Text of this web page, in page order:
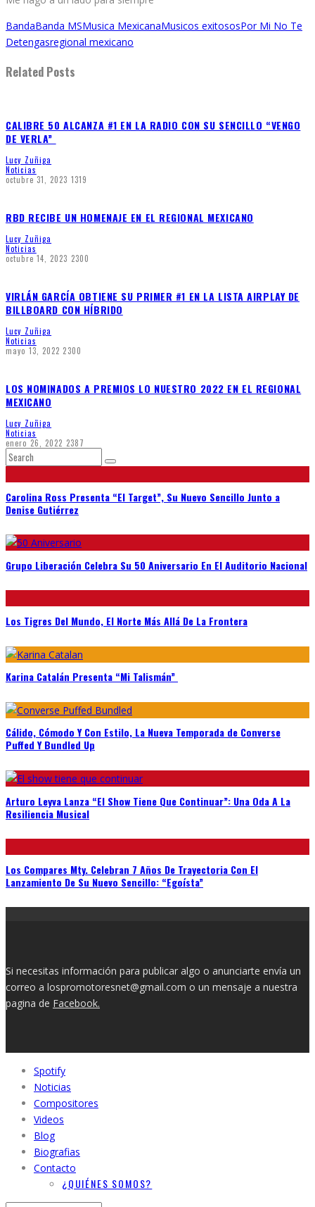
BandaBanda MSMusica MexicanaMusicos exitososPor Mi No Te
Detengasregional mexicano
Related Posts
CALIBRE 50 ALCANZA #1 EN LA RADIO CON SU SENCILLO “VENGO
DE VERLA”
Lucy Zuñiga
Noticias
octubre 31, 2023 1319
RBD RECIBE UN HOMENAJE EN EL REGIONAL MEXICANO
Lucy Zuñiga
Noticias
octubre 14, 2023 2300
VIRLÁN GARCÍA OBTIENE SU PRIMER #1 EN LA LISTA AIRPLAY DE
BILLBOARD CON HÍBRIDO
Lucy Zuñiga
Noticias
mayo 13, 2022 2300
LOS NOMINADOS A PREMIOS LO NUESTRO 2022 EN EL REGIONAL
MEXICANO
Lucy Zuñiga
Noticias
enero 26, 2022 2387
Carolina Ross Presenta “El Target”, Su Nuevo Sencillo Junto a
Denise Gutiérrez
Grupo Liberación Celebra Su 50 Aniversario En El Auditorio Nacional
Los Tigres Del Mundo, El Norte Más Allá De La Frontera
Karina Catalán Presenta “Mi Talismán”
Cálido, Cómodo Y Con Estilo, La Nueva Temporada de Converse
Puffed Y Bundled Up
Arturo Leyva Lanza “El Show Tiene Que Continuar”: Una Oda A La
Resiliencia Musical
Los Compares Mty. Celebran 7 Años De Trayectoria Con El
Lanzamiento De Su Nuevo Sencillo: “Egoísta”
Si necesitas información para publicar algo o anunciarte envía un
correo a lospromotoresnet@gmail.com o un mensaje a nuestra
pagina de Facebook.
Spotify
Noticias
Compositores
Videos
Blog
Biografias
Contacto
¿QUIÉNES SOMOS?